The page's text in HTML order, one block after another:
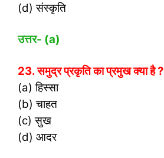
(d) संस्कृति
उत्तर- (a)
23. समुद्र प्रकृति का प्रमुख क्या है ?
(a) हिस्सा
(b) चाहत
(c) सुख
(d) आदर